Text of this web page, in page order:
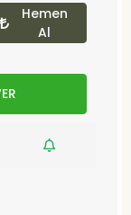
Hemen
Al